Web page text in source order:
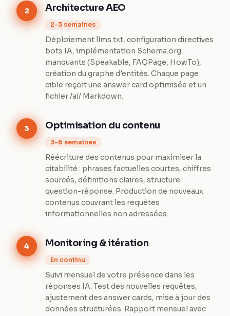
2 Architecture AEO
2-3 semaines
Déploiement llms.txt, configuration directives
bots IA, implémentation Schema.org
manquants (Speakable, FAQPage, HowTo),
création du graphe d'entités. Chaque page
cible reçoit une answer card optimisée et un
fichier /ai/ Markdown.
3 Optimisation du contenu
3-6 semaines
Réécriture des contenus pour maximiser la
citabilité : phrases factuelles courtes, chiffres
sourcés, définitions claires, structure
question-réponse. Production de nouveaux
contenus couvrant les requêtes
informationnelles non adressées.
4 Monitoring & itération
En continu
Suivi mensuel de votre présence dans les
réponses IA. Test des nouvelles requêtes,
ajustement des answer cards, mise à jour des
données structurées. Rapport mensuel avec